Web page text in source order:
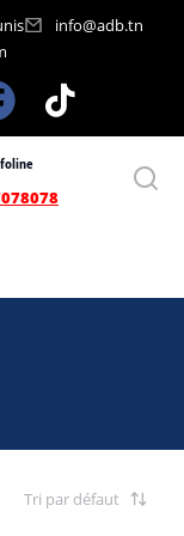
info@adb.tn